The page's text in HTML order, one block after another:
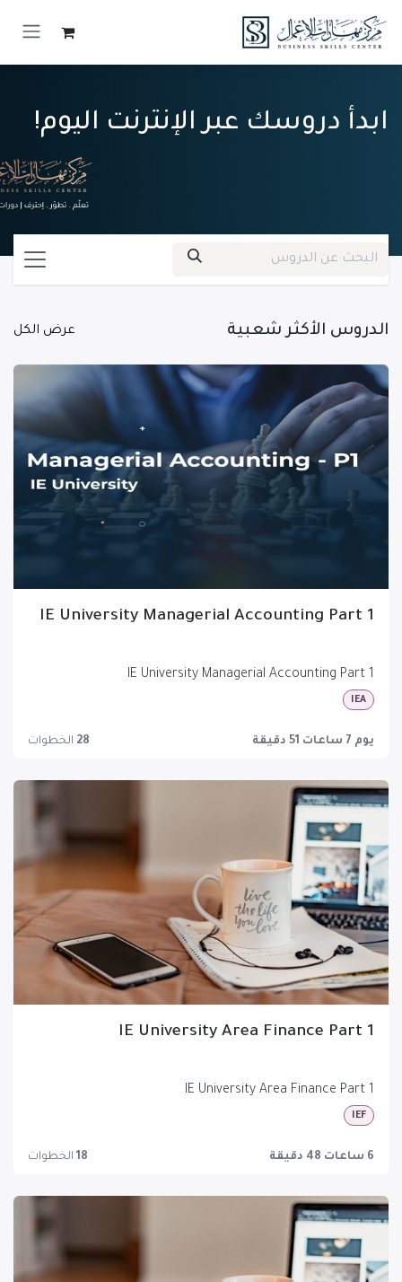
ابدأ دروسك عبر الإنترنت اليوم!
عرض الكل الدروس الأكثر شعبية
IE University Managerial Accounting Part 1
IE University Managerial Accounting Part 1
IEA
يوم 7 ساعات 51 دقيقة 28 الخطوات
IE University Area Finance Part 1
IE University Area Finance Part 1
IEF
6 ساعات 48 دقيقة 18 الخطوات